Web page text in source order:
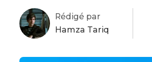
Rédigé par
Hamza Tariq